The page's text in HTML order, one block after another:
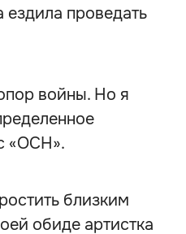
проведать
войны. Но я
«ОСН».
близким
обиде артистка